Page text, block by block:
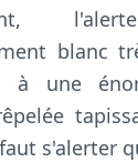
blanc
à une
s'alerter